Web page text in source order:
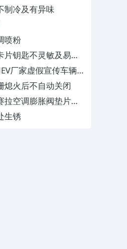
制冷及有异味
喷粉
片钥匙不灵敏及易消
厂家虚假宣传车辆配
熄火后不自动关闭
拉空调膨胀阀垫片生
生锈